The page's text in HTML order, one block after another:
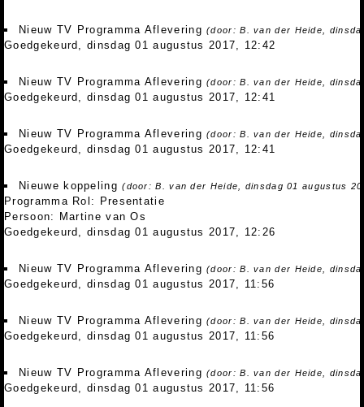
Nieuw TV Programma Aflevering(door: B. van der Heide,
Goedgekeurd, dinsdag 01 augustus 2017, 12:42
Nieuw TV Programma Aflevering(door: B. van der Heide,
Goedgekeurd, dinsdag 01 augustus 2017, 12:41
Nieuw TV Programma Aflevering(door: B. van der Heide,
Goedgekeurd, dinsdag 01 augustus 2017, 12:41
Nieuwe koppeling(door: B. van der Heide, dinsdag 01 augustus
Programma Rol: Presentatie
Persoon: Martine van Os
Goedgekeurd, dinsdag 01 augustus 2017, 12:26
Nieuw TV Programma Aflevering(door: B. van der Heide,
Goedgekeurd, dinsdag 01 augustus 2017, 11:56
Nieuw TV Programma Aflevering(door: B. van der Heide,
Goedgekeurd, dinsdag 01 augustus 2017, 11:56
Nieuw TV Programma Aflevering(door: B. van der Heide,
Goedgekeurd, dinsdag 01 augustus 2017, 11:56